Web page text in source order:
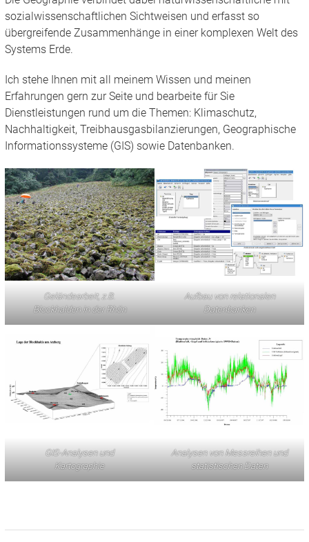
sozialwissenschaftlichen Sichtweisen und erfasst so
übergreifende Zusammenhänge in einer komplexen Welt des
Systems Erde.
Ich stehe Ihnen mit all meinem Wissen und meinen
Erfahrungen gern zur Seite und bearbeite für Sie
Dienstleistungen rund um die Themen: Klimaschutz,
Nachhaltigkeit, Treibhausgasbilanzierungen, Geographische
Informationssysteme (GIS) sowie Datenbanken.
Geländearbeit, z.B.
Blockhalden in der Rhön
Aufbau von relationalen
Datenbanken
GIS-Analysen und
Kartographie
Analysen von Messreihen und
statistischen Daten